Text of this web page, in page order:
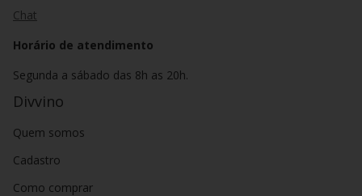
Chat
Horário de atendimento
Segunda a sábado das 8h as 20h.
Divvino
Quem somos
Cadastro
Como comprar